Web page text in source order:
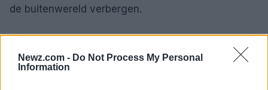
Newz.com - Do Not Process My Personal
Information
de buitenwereld verbergen.
Gezamenlijke inspanningen voor post-
infectieuze aandoeningen